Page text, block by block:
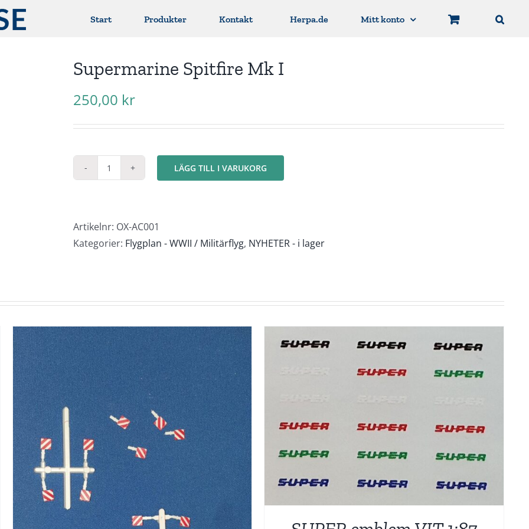
Start Produkter Kontakt Herpa.de Mitt konto
Supermarine Spitfire Mk I
250,00 kr
Supermarine
I
mängd
LÄGG TILL I VARUKORG
Artikelnr: OX-AC001
Kategorier: Flygplan - WWII / Militärflyg, NYHETER - i lager